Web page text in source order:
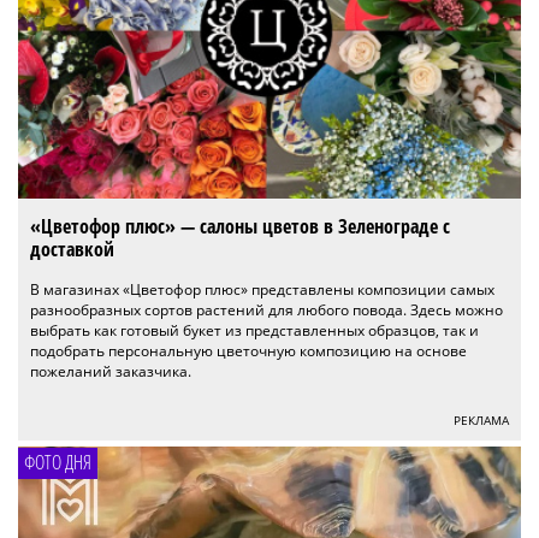
«Цветофор плюс» — салоны цветов в Зеленограде с
доставкой
В магазинах «Цветофор плюс» представлены композиции самых
разнообразных сортов растений для любого повода. Здесь можно
выбрать как готовый букет из представленных образцов, так и
подобрать персональную цветочную композицию на основе
пожеланий заказчика.
РЕКЛАМА
ФОТО ДНЯ